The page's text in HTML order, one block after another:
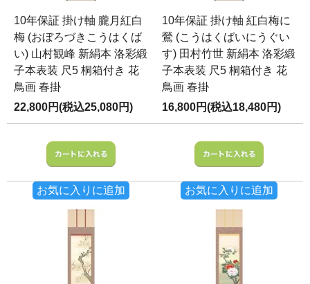
10年保証 掛け軸 朧月紅白
梅 (おぼろづきこうはくば
い) 山村観峰 新絹本 洛彩緞
子本表装 尺5 桐箱付き 花
鳥画 春掛
22,800円(税込25,080円)
お気に入りに追加
10年保証 掛け軸 紅白梅に
鶯 (こうはくばいにうぐい
す) 田村竹世 新絹本 洛彩緞
子本表装 尺5 桐箱付き 花
鳥画 春掛
16,800円(税込18,480円)
お気に入りに追加